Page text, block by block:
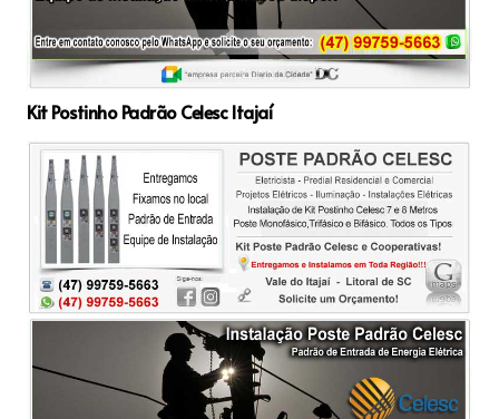
Kit Postinho Padrão Celesc Itajaí